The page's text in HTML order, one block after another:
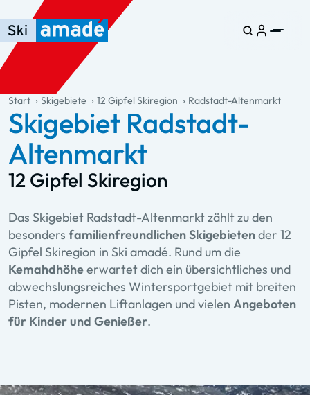
Zum Haupt-Inhalt springen
Springe zur Tabelle
Zur Haupt-Navigation springen
general.table-of-content
Start Skigebiete 12 Gipfel Skiregion Radstadt-Altenmarkt
Skigebiet Radstadt-
Altenmarkt
12 Gipfel Skiregion
Das Skigebiet Radstadt-Altenmarkt zählt zu den
besonders familienfreundlichen Skigebietender 12
Gipfel Skiregion in Ski amadé. Rund um die
Kemahdhöheerwartet dich ein übersichtliches und
abwechslungsreiches Wintersportgebiet mit breiten
Pisten, modernen Liftanlagen und vielen Angeboten
für Kinder und Genießer.